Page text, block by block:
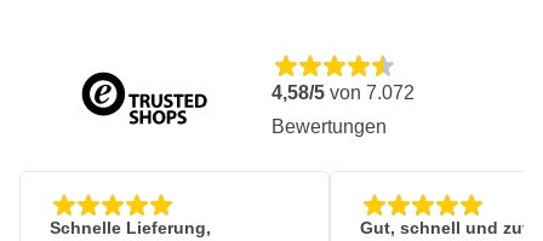
4,58/5 von 7.072
Bewertungen
Schnelle Lieferung,
Gut, schnell und